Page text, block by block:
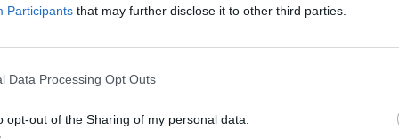
Participants that may further disclose it to other third parties.
Data Processing Opt Outs
opt-out of the Sharing of my personal data.
med en romslig og fleksibel sosial- og bo-løsning.
romfølelsen som kjennetegner en HT-
I denne klassen var de øvrig nominerte Delphia D11